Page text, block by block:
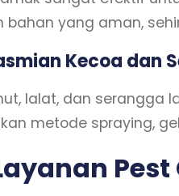
bahan yang aman,
Kecoa dan
lalat, dan serangga
metode spraying,